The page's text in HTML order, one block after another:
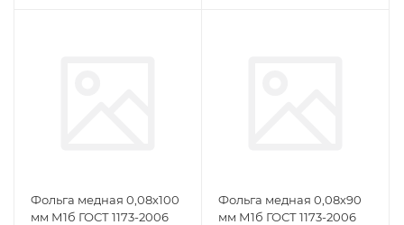
Фольга медная 0,08х100
мм М1б ГОСТ 1173-2006
Фольга медная 0,08х90
мм М1б ГОСТ 1173-2006